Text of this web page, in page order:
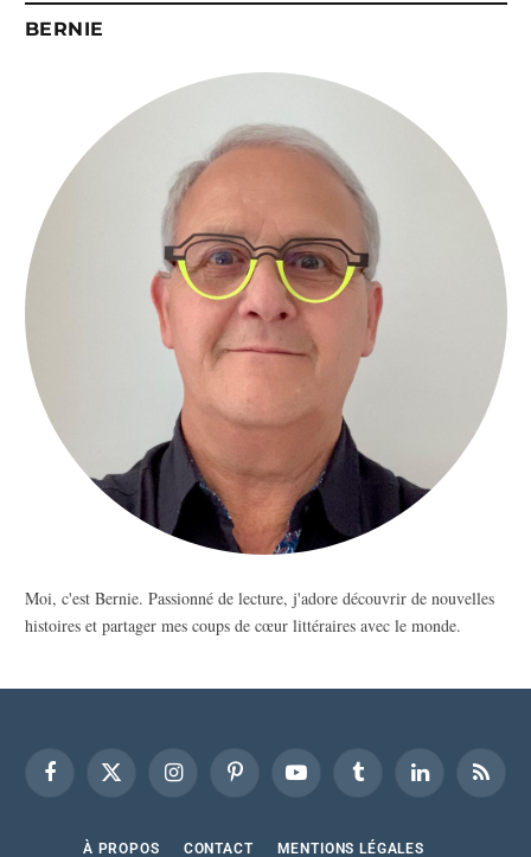
BERNIE
Moi, c'est Bernie. Passionné de lecture, j'adore découvrir de nouvelles
histoires et partager mes coups de cœur littéraires avec le monde.
FacebookX
(Twitter)
InstagramPinterest YouTube Tumblr LinkedInRSS
À PROPOS CONTACT MENTIONS LÉGALES